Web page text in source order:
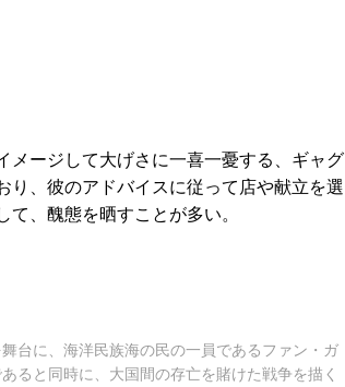
メージして大げさに一喜一憂する、ギャグ
り、彼のアドバイスに従って店や献立を選
、醜態を晒すことが多い。
台に、海洋民族海の民の一員であるファン・ガ
ると同時に、大国間の存亡を賭けた戦争を描く